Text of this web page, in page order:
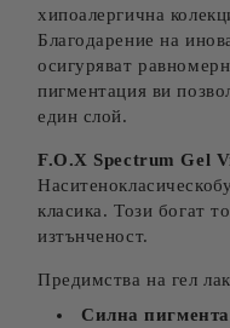
хипоалергична
Благодарение на
осигуряват
пигментация ви
един слой.
F.O.X Spectrum Gel
класика. Този богат
изтънченост.
Предимства на гел
Силна